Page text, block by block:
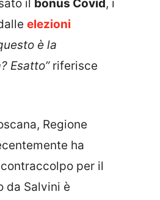
il bonus Covid, i
elezioni
è la
Esatto” riferisce
Regione
ha
per il
da Salvini è